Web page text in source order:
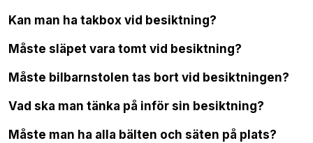
Kan man ha takbox vid besiktning?
Måste släpet vara tomt vid besiktning?
Måste bilbarnstolen tas bort vid besiktningen?
Vad ska man tänka på inför sin besiktning?
Måste man ha alla bälten och säten på plats?